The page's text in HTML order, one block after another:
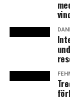
uteslutas, och
statsministern
konsultera sina
För
det
Moderaterne.